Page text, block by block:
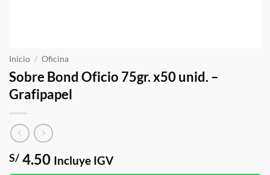
Inicio / Oficina
Sobre Bond Oficio 75gr. x50 unid. –
Grafipapel
S/ 4.50 Incluye IGV